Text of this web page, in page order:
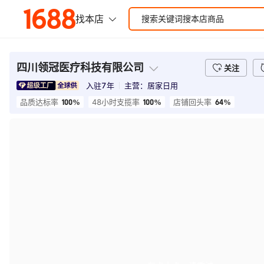
四川领冠医疗科技有限公司
关注
入驻7年 主营： 居家日用
品质达标率 100% 48小时支揽率 100% 店铺回头率 64%